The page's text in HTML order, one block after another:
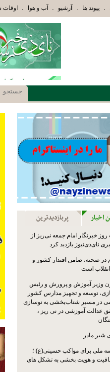
الَّذِينَ هَدَاهُمُ اللَّهُ وَأُوْلَئِكَ هُمْ أُوْلُوا . پیوند ها . آرشیو . آب و هوا .
اخبار پربازدیدترین
خبرنگار امام جمعه نی‌ریز از
نای‌ذی‌نیوز بازدید کرد
صحنه، ضامن اقتدار کشور و
است
وزیر آموزش و پرورش و رئیس
توسعه و تجهیز مدارس کشور
در مسیر شتاب‌بخشی به نوسازی
عدالت آموزشی در نی ریز ،
شیر مادر
ملی برای مواکب حسینی(ع) ؛
و هویت بخشی به تشکل های